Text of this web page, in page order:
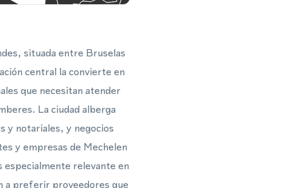
situada entre Bruselas
central la convierte en
que necesitan atender
La ciudad alberga
y notariales, y negocios
y empresas de Mechelen
especialmente relevante en
a preferir proveedores que